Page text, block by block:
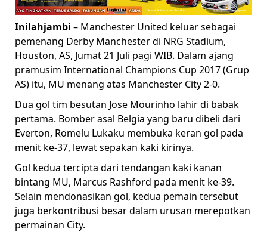
Inilahjambi – Manchester United keluar sebagai
pemenang Derby Manchester di NRG Stadium,
Houston, AS, Jumat 21 Juli pagi WIB. Dalam ajang
pramusim International Champions Cup 2017 (Grup
AS) itu, MU menang atas Manchester City 2-0.
Dua gol tim besutan Jose Mourinho lahir di babak
pertama. Bomber asal Belgia yang baru dibeli dari
Everton, Romelu Lukaku membuka keran gol pada
menit ke-37, lewat sepakan kaki kirinya.
Gol kedua tercipta dari tendangan kaki kanan
bintang MU, Marcus Rashford pada menit ke-39.
Selain mendonasikan gol, kedua pemain tersebut
juga berkontribusi besar dalam urusan merepotkan
permainan City.